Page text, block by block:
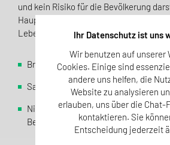
und kein Risiko für die Bevölkerung
Hauptursachen für die Kontamination
Lebensmitteln sind:
Bruch der Kühlkette
Sauerstofffreies
Nichterreichen der optimalen
Beseitigung von Bakterien im
Ihr Datenschutz ist uns
Wir benutzen auf unserer
Cookies. Einige sind
andere uns helfen, die
Website zu analysieren
erlauben, uns über die Chat-
kontaktieren. Sie
Entscheidung jederzeit